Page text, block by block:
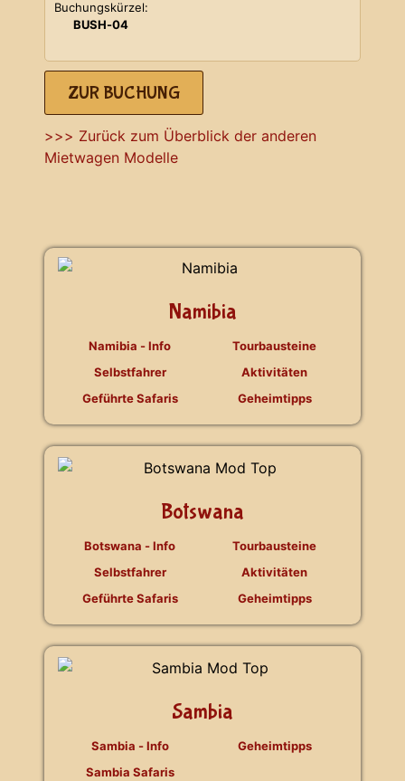
Buchungskürzel:
BUSH-04
ZUR BUCHUNG
>>> Zurück zum Überblick der anderen
Mietwagen Modelle
Namibia
Namibia - Info
Selbstfahrer
Geführte Safaris
Tourbausteine
Aktivitäten
Geheimtipps
Botswana
Botswana - Info
Selbstfahrer
Geführte Safaris
Tourbausteine
Aktivitäten
Geheimtipps
Sambia
Sambia - Info
Sambia Safaris
Geheimtipps